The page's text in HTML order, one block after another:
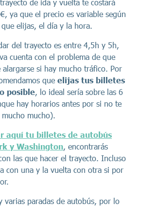
de ida y vuelta te costará
ya que el precio es variable según
elijas, el día y la hora.
del trayecto es entre 4,5h y 5h,
cuenta con el problema de que
alargarse si hay mucho tráfico. Por
que elijas tus billetes
posible, lo ideal sería sobre las 6
hay horarios antes por si no te
mucho).
aquí tu billetes de autobús
y Washington, encontrarás
las que hacer el trayecto. Incluso
con una y la vuelta con otra si por
varias paradas de autobús, por lo